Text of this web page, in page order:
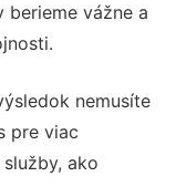
vážne a
nemusíte
pre viac
ako